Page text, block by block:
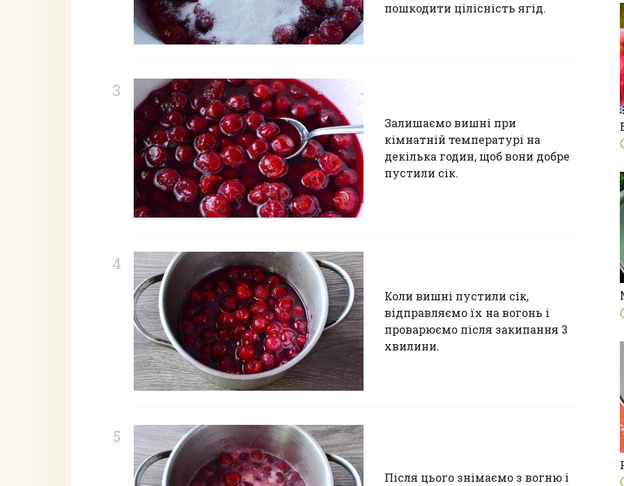
пошкодити цілісність ягід.
Залишаємо вишні при
кімнатній температурі на
декілька годин, щоб вони добре
пустили сік.
Коли вишні пустили сік,
відправляємо їх на вогонь і
проварюємо після закипання 3
хвилини.
Після цього знімаємо з вогню і